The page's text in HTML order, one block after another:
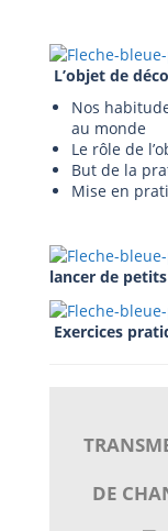
L’objet de
Nos
au monde
Le rôle de
But de la
Mise en
lancer de
Exercices
DE